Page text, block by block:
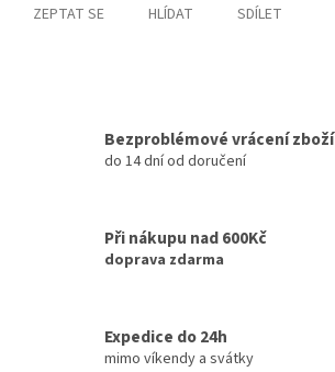
ZEPTAT SE HLÍDAT SDÍLET
Bezproblémové vrácení zboží
do 14 dní od doručení
Při nákupu nad 600Kč
doprava zdarma
Expedice do 24h
mimo víkendy a svátky